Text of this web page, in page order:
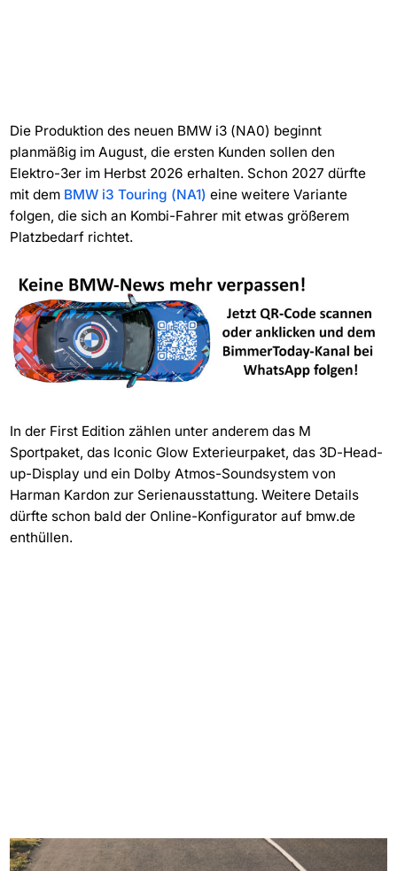
Die Produktion des neuen BMW i3 (NA0) beginnt
planmäßig im August, die ersten Kunden sollen den
Elektro-3er im Herbst 2026 erhalten. Schon 2027 dürfte
mit dem BMW i3 Touring (NA1) eine weitere Variante
folgen, die sich an Kombi-Fahrer mit etwas größerem
Platzbedarf richtet.
In der First Edition zählen unter anderem das M
Sportpaket, das Iconic Glow Exterieurpaket, das 3D-Head-
up-Display und ein Dolby Atmos-Soundsystem von
Harman Kardon zur Serienausstattung. Weitere Details
dürfte schon bald der Online-Konfigurator auf bmw.de
enthüllen.